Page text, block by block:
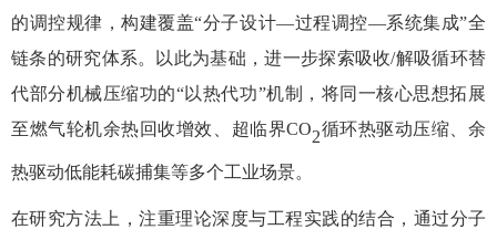
的调控规律，构建覆盖“分子设计—过程调控—系统集成”全
链条的研究体系。以此为基础，进一步探索吸收/解吸循环替
代部分机械压缩功的“以热代功”机制，将同一核心思想拓展
至燃气轮机余热回收增效、超临界CO2循环热驱动压缩、余
热驱动低能耗碳捕集等多个工业场景。
在研究方法上，注重理论深度与工程实践的结合，通过分子